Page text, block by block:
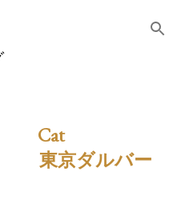
ン コンテンツに移動
Cat
東京ダルバー